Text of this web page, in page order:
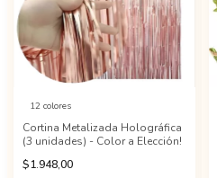
12 colores
Cortina Metalizada Holográfica
(3 unidades) - Color a Elección!
$1.948,00